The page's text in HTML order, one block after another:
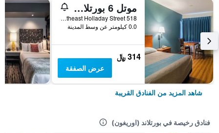
موتل 6 بورتلاند، أوريجون - داون تاون
518 Northeast Holladay Street, بورتلاند (اوريغون), OR, الولايات المتحدة الأميريكية
0.0 كيلومتر عن وسط المدينة
314 ﷼
عرض الصفقة
شاهد المزيد من الفنادق القريبة
فنادق رخيصة في بورتلاند (اوريغون)